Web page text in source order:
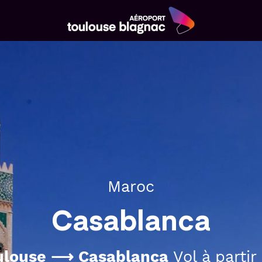
Aéroport
Maroc
Casablanca
⟶ CasablancaVol à